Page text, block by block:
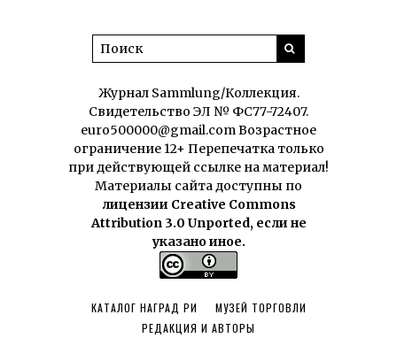
Журнал Sammlung/Коллекция.
Свидетельство ЭЛ № ФС77-72407.
euro500000@gmail.com Возрастное
ограничение 12+ Перепечатка только
при действующей ссылке на материал!
Материалы сайта доступны по
лицензии Creative Commons
Attribution 3.0 Unported, если не
указано иное.
КАТАЛОГ НАГРАД РИ
МУЗЕЙ ТОРГОВЛИ
РЕДАКЦИЯ И АВТОРЫ